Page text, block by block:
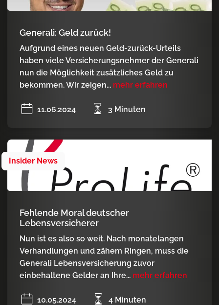
Generali: Geld zurück!
Aufgrund eines neuen Geld-zurück-Urteils
haben viele Versicherungsnehmer der Generali
nun die Möglichkeit zusätzliches Geld zu
bekommen. Wir zeigen... mehr erfahren
11.06.2024 3 Minuten
Insider News
Fehlende Moral deutscher
Lebensversicherer
Nun ist es also so weit. Nach monatelangen
Verhandlungen und zähem Ringen, muss die
Generali Lebensversicherung zuvor
einbehaltene Gelder an Ihre... mehr erfahren
10.05.2024 4 Minuten